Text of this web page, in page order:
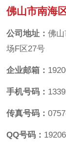
佛山市南海
公司地址： 佛
场F区27号
企业邮箱：
手机号码：
传真号码：
QQ号码：